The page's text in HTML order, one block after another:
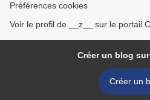
Préférences cookies
Voir le profil de __z__ sur le portail
Créer un blog
Créer un